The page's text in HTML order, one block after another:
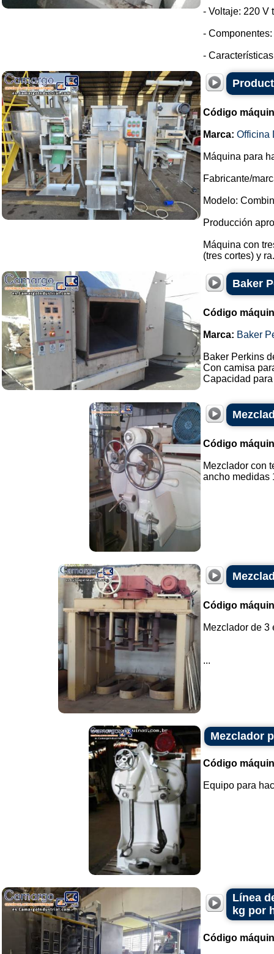
- Voltaje: 220 V
-
-
Código
Marca: Officina
Máquina para
Fabricante/
Modelo:
Producción
Máquina con
(tres cortes) y
Baker
Código
Marca: Baker
Baker Perkins
Con camisa
Capacidad
Código
Mezclador con
ancho medidas
Código
Mezclador de 3
...
Mezclador
Código
Equipo para
Línea
kg por
Código